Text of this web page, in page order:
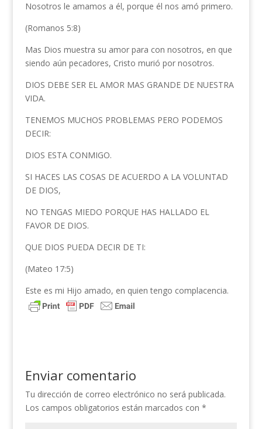
Nosotros le amamos a él, porque él nos amó primero.
(Romanos 5:8)
Mas Dios muestra su amor para con nosotros, en que
siendo aún pecadores, Cristo murió por nosotros.
DIOS DEBE SER EL AMOR MAS GRANDE DE NUESTRA
VIDA.
TENEMOS MUCHOS PROBLEMAS PERO PODEMOS
DECIR:
DIOS ESTA CONMIGO.
SI HACES LAS COSAS DE ACUERDO A LA VOLUNTAD
DE DIOS,
NO TENGAS MIEDO PORQUE HAS HALLADO EL
FAVOR DE DIOS.
QUE DIOS PUEDA DECIR DE TI:
(Mateo 17:5)
Este es mi Hijo amado, en quien tengo complacencia.
Enviar comentario
Tu dirección de correo electrónico no será publicada.
Los campos obligatorios están marcados con *